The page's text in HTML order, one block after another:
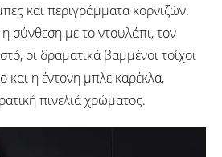
και περιγράμματα κορνιζών.
σύνθεση με το ντουλάπι, τον
οι δραματικά βαμμένοι τοίχοι
και η έντονη μπλε καρέκλα,
πινελιά χρώματος.